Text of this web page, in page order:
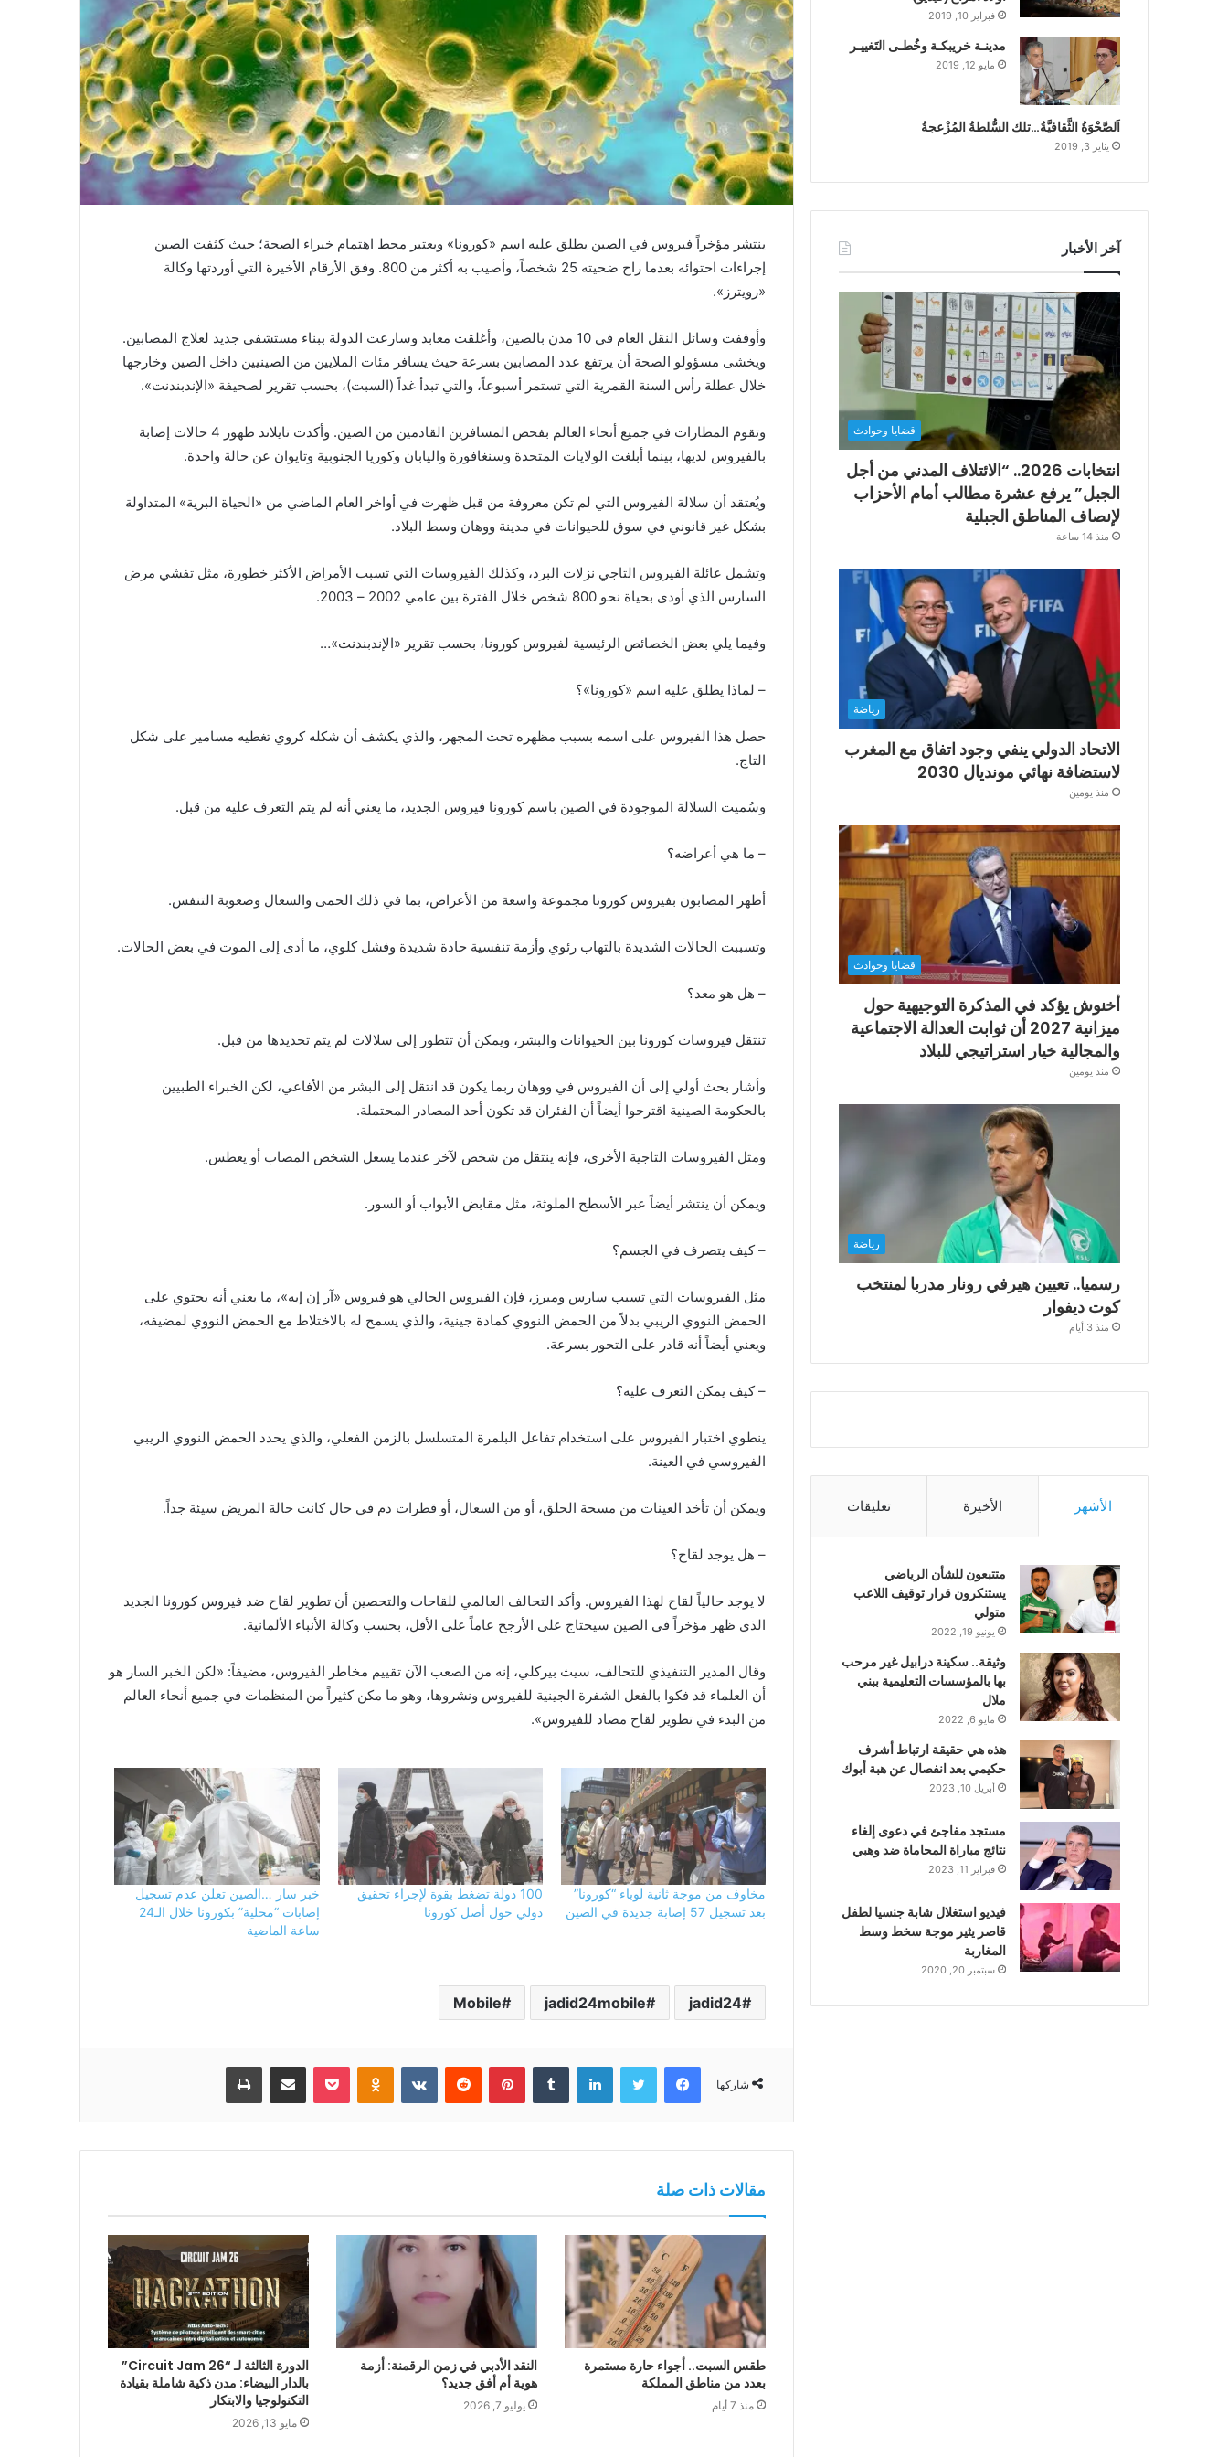
ينتشر مؤخراً فيروس في الصين يطلق عليه اسم «كورونا» ويعتبر محط اهتمام خبراء الصحة؛ حيث كثفت الصين
إجراءات احتوائه بعدما راح ضحيته 25 شخصاً، وأصيب به أكثر من 800. وفق الأرقام الأخيرة التي أوردتها وكالة
«رويترز».
وأوقفت وسائل النقل العام في 10 مدن بالصين، وأغلقت معابد وسارعت الدولة ببناء مستشفى جديد لعلاج المصابين.
ويخشى مسؤولو الصحة أن يرتفع عدد المصابين بسرعة حيث يسافر مئات الملايين من الصينيين داخل الصين وخارجها
خلال عطلة رأس السنة القمرية التي تستمر أسبوعاً، والتي تبدأ غداً (السبت)، بحسب تقرير لصحيفة «الإندبندنت».
وتقوم المطارات في جميع أنحاء العالم بفحص المسافرين القادمين من الصين. وأكدت تايلاند ظهور 4 حالات إصابة
بالفيروس لديها، بينما أبلغت الولايات المتحدة وسنغافورة واليابان وكوريا الجنوبية وتايوان عن حالة واحدة.
ويُعتقد أن سلالة الفيروس التي لم تكن معروفة من قبل ظهرت في أواخر العام الماضي من «الحياة البرية» المتداولة
بشكل غير قانوني في سوق للحيوانات في مدينة ووهان وسط البلاد.
وتشمل عائلة الفيروس التاجي نزلات البرد، وكذلك الفيروسات التي تسبب الأمراض الأكثر خطورة، مثل تفشي مرض
السارس الذي أودى بحياة نحو 800 شخص خلال الفترة بين عامي 2002 – 2003.
وفيما يلي بعض الخصائص الرئيسية لفيروس كورونا، بحسب تقرير «الإندبندنت»…
– لماذا يطلق عليه اسم «كورونا»؟
حصل هذا الفيروس على اسمه بسبب مظهره تحت المجهر، والذي يكشف أن شكله كروي تغطيه مسامير على شكل
التاج.
وسُميت السلالة الموجودة في الصين باسم كورونا فيروس الجديد، ما يعني أنه لم يتم التعرف عليه من قبل.
– ما هي أعراضه؟
أظهر المصابون بفيروس كورونا مجموعة واسعة من الأعراض، بما في ذلك الحمى والسعال وصعوبة التنفس.
وتسببت الحالات الشديدة بالتهاب رئوي وأزمة تنفسية حادة شديدة وفشل كلوي، ما أدى إلى الموت في بعض الحالات.
– هل هو معد؟
تنتقل فيروسات كورونا بين الحيوانات والبشر، ويمكن أن تتطور إلى سلالات لم يتم تحديدها من قبل.
وأشار بحث أولي إلى أن الفيروس في ووهان ربما يكون قد انتقل إلى البشر من الأفاعي، لكن الخبراء الطبيين
بالحكومة الصينية اقترحوا أيضاً أن الفئران قد تكون أحد المصادر المحتملة.
ومثل الفيروسات التاجية الأخرى، فإنه ينتقل من شخص لآخر عندما يسعل الشخص المصاب أو يعطس.
ويمكن أن ينتشر أيضاً عبر الأسطح الملوثة، مثل مقابض الأبواب أو السور.
– كيف يتصرف في الجسم؟
مثل الفيروسات التي تسبب سارس وميرز، فإن الفيروس الحالي هو فيروس «آر إن إيه»، ما يعني أنه يحتوي على
الحمض النووي الريبي بدلاً من الحمض النووي كمادة جينية، والذي يسمح له بالاختلاط مع الحمض النووي لمضيفه،
ويعني أيضاً أنه قادر على التحور بسرعة.
– كيف يمكن التعرف عليه؟
ينطوي اختبار الفيروس على استخدام تفاعل البلمرة المتسلسل بالزمن الفعلي، والذي يحدد الحمض النووي الريبي
الفيروسي في العينة.
ويمكن أن تأخذ العينات من مسحة الحلق، أو من السعال، أو قطرات دم في حال كانت حالة المريض سيئة جداً.
– هل يوجد لقاح؟
لا يوجد حالياً لقاح لهذا الفيروس. وأكد التحالف العالمي للقاحات والتحصين أن تطوير لقاح ضد فيروس كورونا الجديد
الذي ظهر مؤخراً في الصين سيحتاج على الأرجح عاماً على الأقل، بحسب وكالة الأنباء الألمانية.
وقال المدير التنفيذي للتحالف، سيث بيركلي، إنه من الصعب الآن تقييم مخاطر الفيروس، مضيفاً: «لكن الخبر السار هو
أن العلماء قد فكوا بالفعل الشفرة الجينية للفيروس ونشروها، وهو ما مكن كثيراً من المنظمات في جميع أنحاء العالم
من البدء في تطوير لقاح مضاد للفيروس».
مخاوف من موجة ثانية لوباء “كورونا”
بعد تسجيل 57 إصابة جديدة في الصين
100 دولة تضغط بقوة لإجراء تحقيق
دولي حول أصل كورونا
خبر سار …الصين تعلن عدم تسجيل
إصابات “محلية” بكورونا خلال الـ24
ساعة الماضية
jadid24
jadid24mobile
Mobile
شاركها
فيسبوك تويتر لينكدإن بينتيريست Odnoklassniki
بوكيت مشاركة عبر البريد طباعة
مقالات ذات صلة
طقس السبت.. أجواء حارة مستمرة
بعدد من مناطق المملكة
منذ 7 أيام
النقد الأدبي في زمن الرقمنة: أزمة
هوية أم أفق جديد؟
يوليو 7, 2026
الدورة الثالثة لـ “Circuit Jam 26”
بالدار البيضاء: مدن ذكية شاملة بقيادة
التكنولوجيا والابتكار
مايو 13, 2026
فبراير 10, 2019
مدينـة خريبكـة وخُطـى التَغييـر
مايو 12, 2019
اَلصَّحْوَةُ الثَّقافيَّةُ…تلك السُّلطةُ المُزْعجةُ
يناير 3, 2019
آخر الأخبار
قضايا وحوادث
انتخابات 2026.. “الائتلاف المدني من أجل
الجبل” يرفع عشرة مطالب أمام الأحزاب
لإنصاف المناطق الجبلية
منذ 14 ساعة
رياضة
الاتحاد الدولي ينفي وجود اتفاق مع المغرب
لاستضافة نهائي مونديال 2030
منذ يومين
قضايا وحوادث
أخنوش يؤكد في المذكرة التوجيهية حول
ميزانية 2027 أن ثوابت العدالة الاجتماعية
والمجالية خيار استراتيجي للبلاد
منذ يومين
رياضة
رسميا.. تعيين هيرفي رونار مدربا لمنتخب
كوت ديفوار
منذ 3 أيام
الأشهر الأخيرة تعليقات
متتبعون للشأن الرياضي
يستنكرون قرار توقيف اللاعب
متولي
يونيو 19, 2022
وثيقة.. سكينة درابيل غير مرحب
بها بالمؤسسات التعليمية ببني
ملال
مايو 6, 2022
هذه هي حقيقة ارتباط أشرف
حكيمي بعد انفصال عن هبة أبوك
أبريل 10, 2023
مستجد مفاجئ في دعوى إلغاء
نتائج مباراة المحاماة ضد وهبي
فبراير 11, 2023
فيديو استغلال شابة جنسيا لطفل
قاصر يثير موجة سخط وسط
المغاربة
سبتمبر 20, 2020